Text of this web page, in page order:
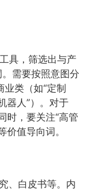
具，筛选出与产
需要按照意图分
业类（如“定制
器人”）。对于
时，要关注“高管
价值导向词。
、白皮书等。内